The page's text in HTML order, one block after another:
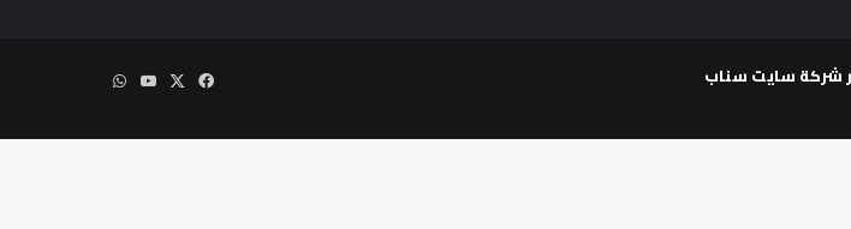
شركة سايت سناب فيسبوك ‫YouTube